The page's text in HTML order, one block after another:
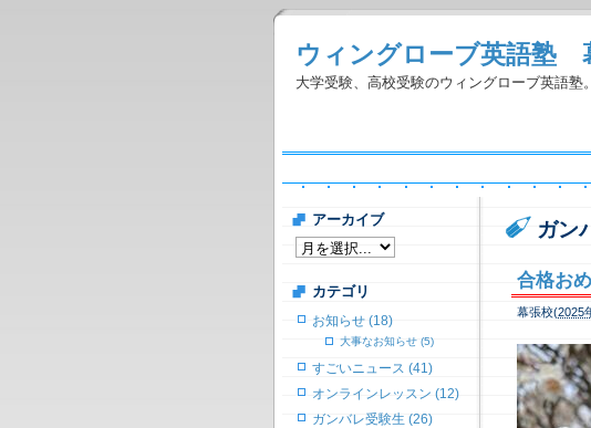
ウィングローブ英語塾
大学受験、高校受験のウィングローブ英語塾
ガン
合格お
幕張校(2025
アーカイブ
カテゴリ
お知らせ (18)
大事なお知らせ (5)
すごいニュース (41)
オンラインレッスン (12)
ガンバレ受験生 (26)